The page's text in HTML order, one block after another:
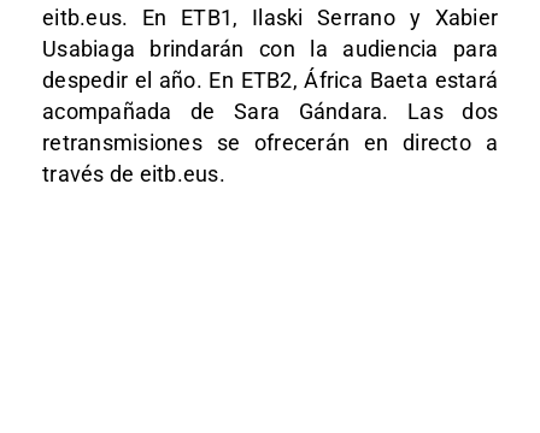
eitb.eus. En ETB1, Ilaski Serrano y Xabier
Usabiaga brindarán con la audiencia para
despedir el año. En ETB2, África Baeta estará
acompañada de Sara Gándara. Las dos
retransmisiones se ofrecerán en directo a
través de eitb.eus.